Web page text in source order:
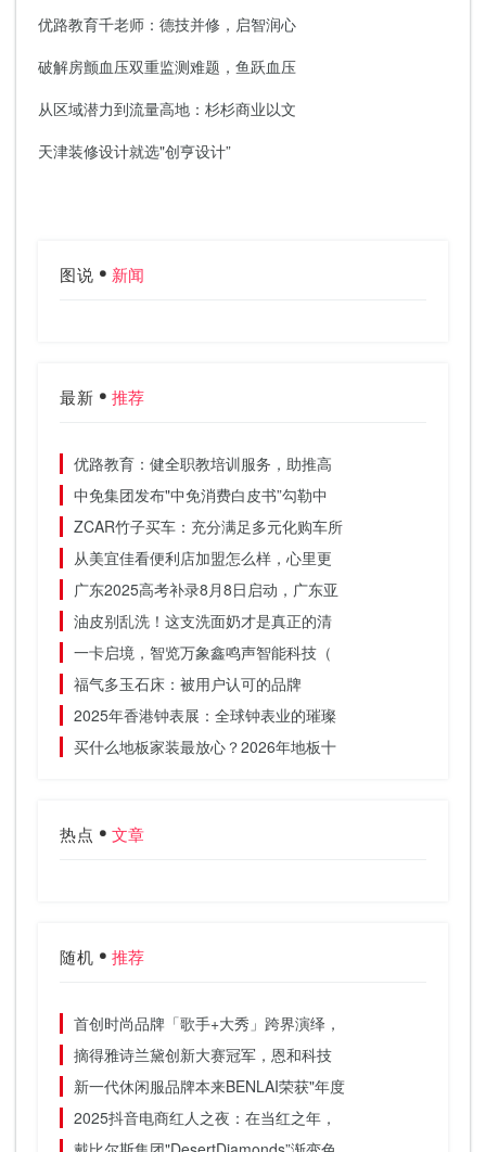
优路教育千老师：德技并修，启智润心
破解房颤血压双重监测难题，鱼跃血压
从区域潜力到流量高地：杉杉商业以文
天津装修设计就选"创亨设计”
图说 新闻
最新 推荐
优路教育：健全职教培训服务，助推高
中免集团发布"中免消费白皮书”勾勒中
ZCAR竹子买车：充分满足多元化购车所
从美宜佳看便利店加盟怎么样，心里更
广东2025高考补录8月8日启动，广东亚
油皮别乱洗！这支洗面奶才是真正的清
一卡启境，智览万象鑫鸣声智能科技（
福气多玉石床：被用户认可的品牌
2025年香港钟表展：全球钟表业的璀璨
买什么地板家装最放心？2026年地板十
热点 文章
随机 推荐
首创时尚品牌「歌手+大秀」跨界演绎，
摘得雅诗兰黛创新大赛冠军，恩和科技
新一代休闲服品牌本来BENLAI荣获"年度
2025抖音电商红人之夜：在当红之年，